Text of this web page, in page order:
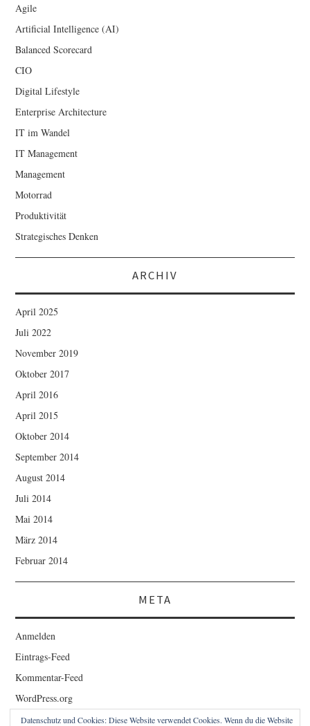
Agile
Artificial Intelligence (AI)
Balanced Scorecard
CIO
Digital Lifestyle
Enterprise Architecture
IT im Wandel
IT Management
Management
Motorrad
Produktivität
Strategisches Denken
ARCHIV
April 2025
Juli 2022
November 2019
Oktober 2017
April 2016
April 2015
Oktober 2014
September 2014
August 2014
Juli 2014
Mai 2014
März 2014
Februar 2014
META
Anmelden
Eintrags-Feed
Kommentar-Feed
WordPress.org
Datenschutz und Cookies: Diese Website verwendet Cookies. Wenn du die Website